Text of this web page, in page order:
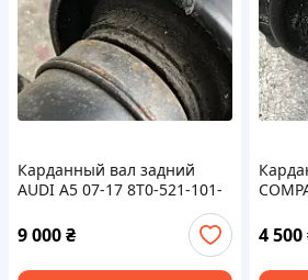
Карданный вал задний
AUDI A5 07-17 8T0-521-101-
9 000₴ 4 500